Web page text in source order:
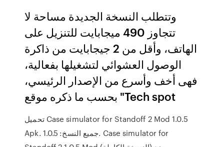
وتتطلب النسخة الجديدة مساحة لا
تتجاوز 490 ميجابايت للتنزيل على
الهاتف، وأقل من 2 جيجابايت من ذاكرة
الوصول العشوائي لتشغيلها بفعالية،
فهى أخف وأسرع من الإصدار الرئيسي،
بحسب ما ذكره موقع "Tech spot
تحميل Case simulator for Standoff 2 Mod 1.0.5
Apk. جميع النسخ: 1.0.5. Case simulator for